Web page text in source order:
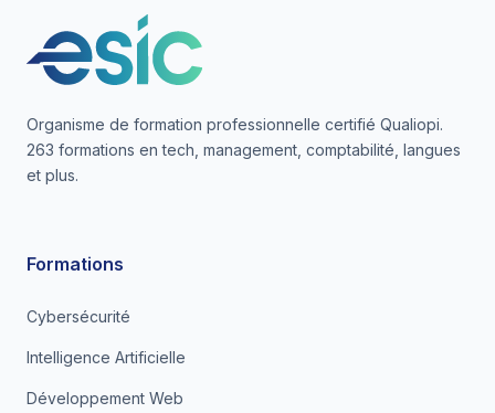
Organisme de formation professionnelle certifié Qualiopi.
263 formations en tech, management, comptabilité, langues
et plus.
Formations
Cybersécurité
Intelligence Artificielle
Développement Web